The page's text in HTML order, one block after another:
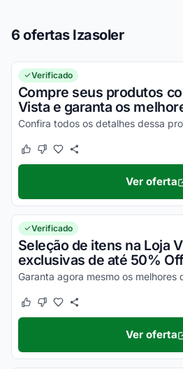
6 ofertas Izasoler
Verificado
Compre seus produtos
Vista e garanta os
Este cupom funcionou
Este cupom não funcionou
Ver oferta
Verificado
Seleção de itens na Loja
exclusivas de até 50%
Este cupom funcionou
Este cupom não funcionou
Ver oferta